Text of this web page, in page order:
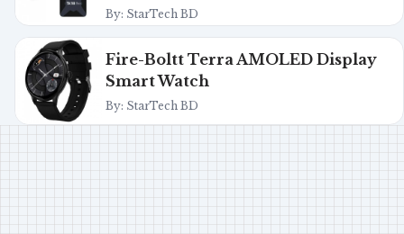
By: StarTech BD
Fire-Boltt Terra AMOLED Display
Smart Watch
By: StarTech BD